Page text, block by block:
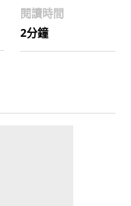
閱讀時間
2分鐘